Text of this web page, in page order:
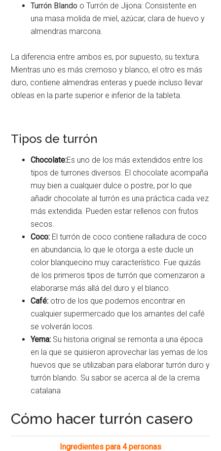
Turrón Blando o Turrón de Jijona: Consistente en
una masa molida de miel, azúcar, clara de huevo y
almendras marcona.
La diferencia entre ambos es, por supuesto, su textura.
Mientras uno es más cremoso y blanco, el otro es más
duro, contiene almendras enteras y puede incluso llevar
obleas en la parte superior e inferior de la tableta.
Tipos de turrón
Chocolate:Es uno de los más extendidos entre los
tipos de turrones diversos. El chocolate acompaña
muy bien a cualquier dulce o postre, por lo que
añadir chocolate al turrón es una práctica cada vez
más extendida. Pueden estar rellenos con frutos
secos.
Coco: El turrón de coco contiene ralladura de coco
en abundancia, lo que le otorga a este ducle un
color blanquecino muy característico. Fue quizás
de los primeros tipos de turrón que comenzaron a
elaborarse más allá del duro y el blanco.
Café: otro de los que podemos encontrar en
cualquier supermercado que los amantes del café
se volverán locos.
Yema: Su historia original se remonta a una época
en la que se quisieron aprovechar las yemas de los
huevos que se utilizaban para elaborar turrón duro y
turrón blando. Su sabor se acerca al de la crema
catalana
Cómo hacer turrón casero
Ingredientes para 4 personas